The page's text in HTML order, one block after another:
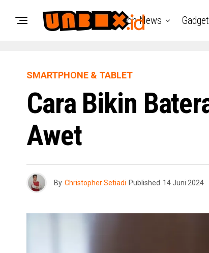
Tech News Gadget
SMARTPHONE & TABLET
Cara Bikin
Awet
By Christopher Setiadi Published 14 Juni 2024